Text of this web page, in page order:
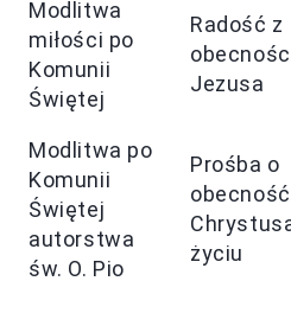
Modlitwa
miłości po
Komunii
Świętej
Radość z
Jezusa
Modlitwa po
Komunii
Świętej
autorstwa
św. O. Pio
Prośba o
obecność
życiu